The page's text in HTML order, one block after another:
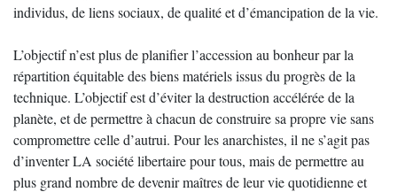
individus, de liens sociaux, de qualité et d’émancipation de la vie.
L’objectif n’est plus de planifier l’accession au bonheur par la
répartition équitable des biens matériels issus du progrès de la
technique. L’objectif est d’éviter la destruction accélérée de la
planète, et de permettre à chacun de construire sa propre vie sans
compromettre celle d’autrui. Pour les anarchistes, il ne s’agit pas
d’inventer LA société libertaire pour tous, mais de permettre au
plus grand nombre de devenir maîtres de leur vie quotidienne et